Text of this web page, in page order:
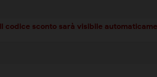
codice sconto sarà visibile